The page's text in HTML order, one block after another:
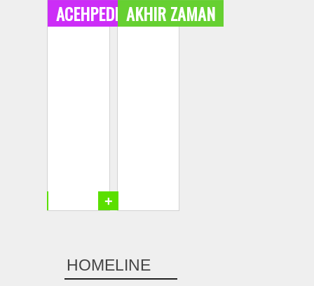
ACEHPEDIAAKHIR ZAMAN
+
HOMELINE